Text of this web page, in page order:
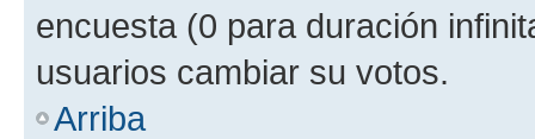
encuesta (0 para duración
usuarios cambiar su votos.
Arriba